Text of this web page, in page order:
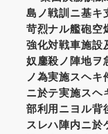
島ノ戦訓ニ基キ
苛烈ナル艦砲空
強化対戦車施設
奴鏖殺ノ陣地ヲ
ノ為実施スヘキ
ニ於テ実施スヘ
部利用ニヨル背
スレハ陣内ニ於